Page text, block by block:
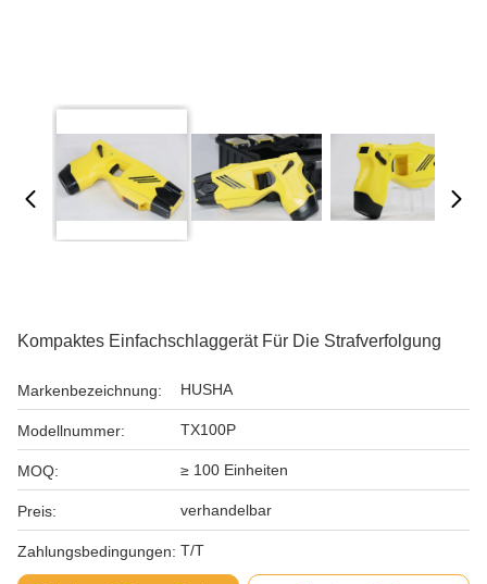
Kompaktes Einfachschlaggerät Für Die Strafverfolgung
Markenbezeichnung: HUSHA
Modellnummer: TX100P
MOQ: ≥ 100 Einheiten
Preis: verhandelbar
Zahlungsbedingungen: T/T